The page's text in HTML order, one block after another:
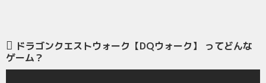
ドラゴンクエストウォーク【DQウォーク】 ってどんな
ゲーム？